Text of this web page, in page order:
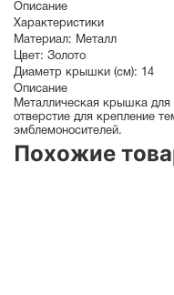
Описание
Характеристики
Материал: Металл
Цвет: Золото
Диаметр крышки (см):
14
Описание
Металлическая крышка
отверстие для крепление
эмблемоносителей.
Похожие